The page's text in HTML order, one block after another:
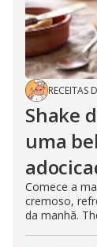
RECEITAS
Shake
uma
Comece a
cremoso,
da manhã.